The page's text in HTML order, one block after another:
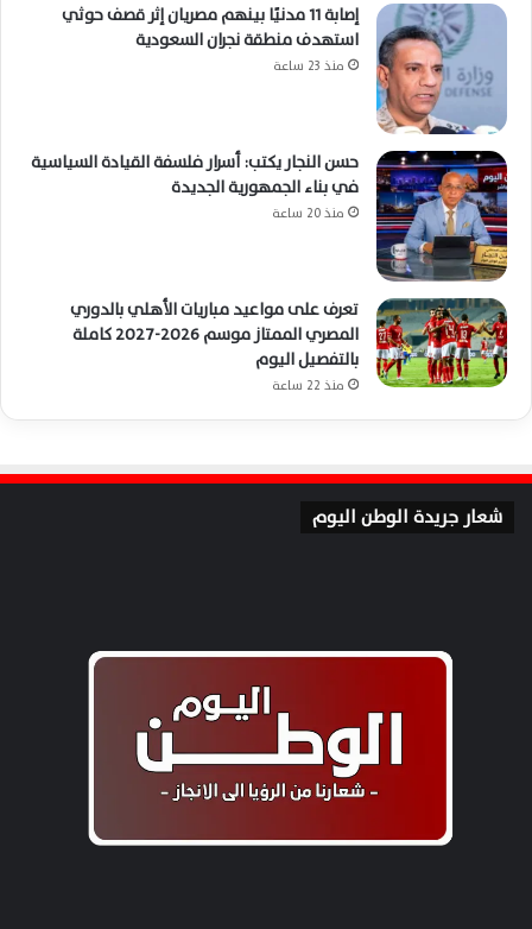
إصابة 11 مدنيًا بينهم مصريان إثر قصف حوثي
استهدف منطقة نجران السعودية
منذ 23 ساعة
حسن النجار يكتب: أسرار فلسفة القيادة السياسية
في بناء الجمهورية الجديدة
منذ 20 ساعة
تعرف على مواعيد مباريات الأهلي بالدوري
المصري الممتاز موسم 2026-2027 كاملة
بالتفصيل اليوم
منذ 22 ساعة
شعار جريدة الوطن اليوم